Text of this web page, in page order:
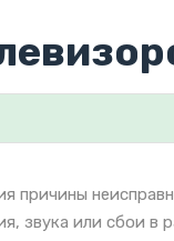
причины
звука или сбои в